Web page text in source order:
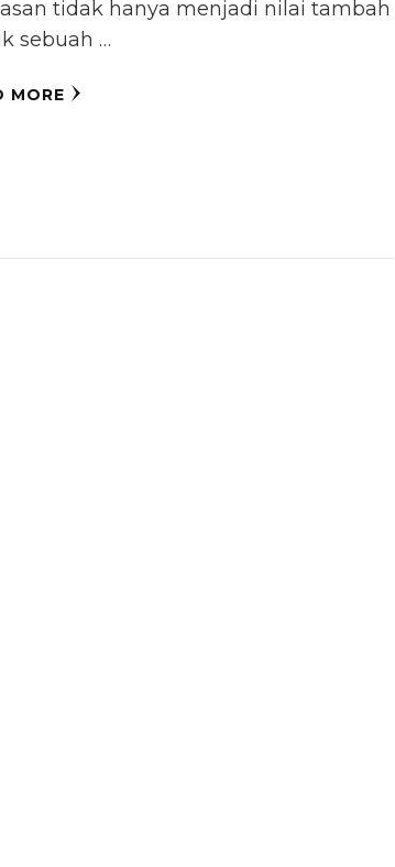
tidak hanya menjadi nilai tambah
sebuah …
MORE